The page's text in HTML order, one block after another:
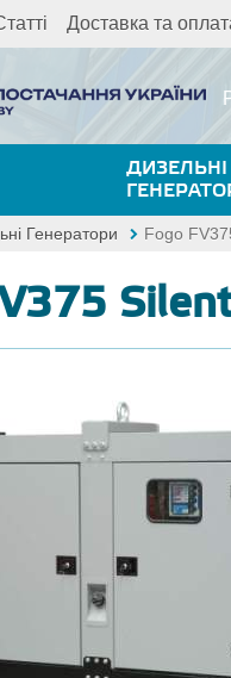
Доставка та
ДИЗЕЛЬНІ
Генератори Fogo